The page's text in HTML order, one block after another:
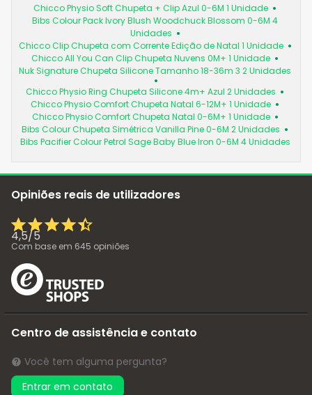
Chicco Physio Soft Chupeta + Clip Azul 0-6M 1 Unidade
Bibs Colour Pack Ivory Blush Woodchuck Blossom 0-6M 4
Unidades
Chicco Clip Chupeta com Corrente Edição de Natal 1 Unidade
Chicco All You Can Clip Chupeta Nuvens 0M+ 1 Unidade
Nuk Signature Chupeta Silicone Tamanho 18-36m 3 2 Unidades
Chicco Physio Ring Chupeta Silicone 4m+ Azul 2 Unidades
Chicco Physio Comfort Chupeta Natal 6-12M+ 1 Unidade
Chicco Physio Comfort Chupeta Natal 0-6M+ 1 Unidade
Bibs Colour Chupeta Simétrica Vanilla Pine 0-6M 2 Unidades
Bibs Pacifier Colour Petrol Sage Baby Blue Iron 0-6M 4 Unidades
Opiniões reais de utilizadores
4,5/5
Com base em 645 opiniões
Centro de assistência e contato
Você tem alguma pergunta?
Entrar em contato